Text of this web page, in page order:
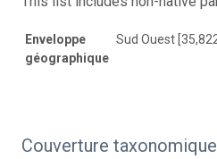
Enveloppe
géographique
Sud Ouest
Couverture taxonomique